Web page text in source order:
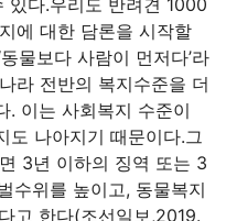
있다.우리도 반려견 1000
에 대한 담론을 시작할
물보다 사람이 먼저다’라
라 전반의 복지수준을 더
. 이는 사회복지 수준이
도 나아지기 때문이다.그
3년 이하의 징역 또는 3
수위를 높이고, 동물복지
고 한다(조선일보,2019.